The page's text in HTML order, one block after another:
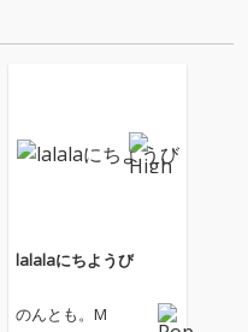
歌謡に宴
lalalaにちようび
のんとも。M